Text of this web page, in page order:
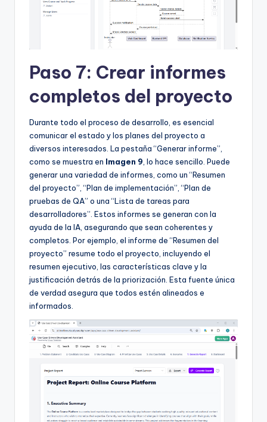
Paso 7: Crear informes
completos del proyecto
Durante todo el proceso de desarrollo, es esencial
comunicar el estado y los planes del proyecto a
diversos interesados. La pestaña “Generar informe”,
como se muestra en Imagen 9 , lo hace sencillo. Puede
generar una variedad de informes, como un “Resumen
del proyecto”, “Plan de implementación”, “Plan de
pruebas de QA” o una “Lista de tareas para
desarrolladores”. Estos informes se generan con la
ayuda de la IA, asegurando que sean coherentes y
completos. Por ejemplo, el informe de “Resumen del
proyecto” resume todo el proyecto, incluyendo el
resumen ejecutivo, las características clave y la
justificación detrás de la priorización. Esta fuente única
de verdad asegura que todos estén alineados e
informados.